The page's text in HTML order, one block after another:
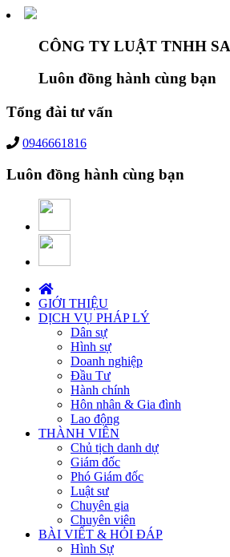
CÔNG TY LUẬT TNHH
Luôn đồng hành cùng bạn
Tổng đài tư vấn
0946661816
Luôn đồng hành cùng bạn
GIỚI THIỆU
DỊCH VỤ PHÁP LÝ
Dân sự
Hình sự
Doanh nghiệp
Đầu Tư
Hành chính
Hôn nhân & Gia đình
Lao động
THÀNH VIÊN
Chủ tịch danh dự
Giám đốc
Phó Giám đốc
Luật sư
Chuyên gia
Chuyên viên
BÀI VIẾT & HỎI ĐÁP
Hình Sự